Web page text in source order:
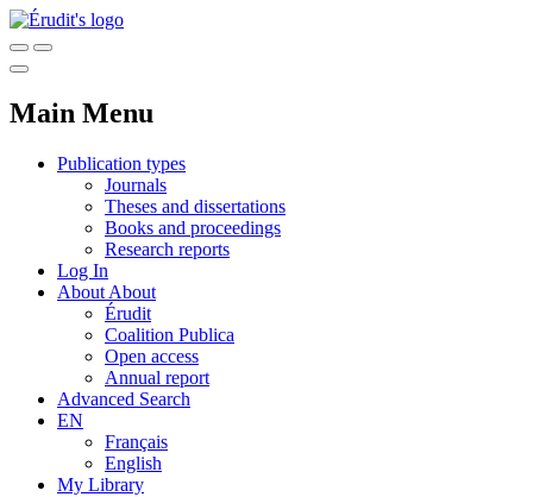
Main Menu
Publication types
Journals
Theses and dissertations
Books and proceedings
Research reports
Log In
About About
Érudit
Coalition Publica
Open access
Annual report
Advanced Search
EN
Français
English
My Library